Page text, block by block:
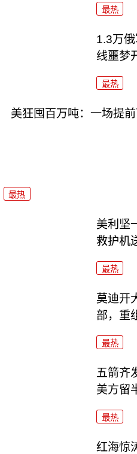
最热
1.3万
线噩梦
最热
美狂囤百万吨：一场提
最热
美利坚
救护机
最热
莫迪开
部，重
最热
五箭齐
美方留
最热
红海惊